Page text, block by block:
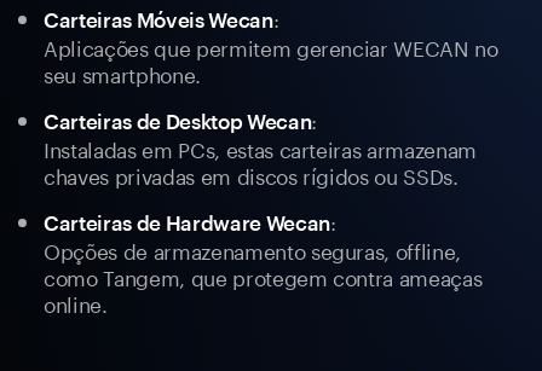
Carteiras Móveis Wecan:
Aplicações que permitem gerenciar WECAN no
seu smartphone.
Carteiras de Desktop Wecan:
Instaladas em PCs, estas carteiras armazenam
chaves privadas em discos rígidos ou SSDs.
Carteiras de Hardware Wecan:
Opções de armazenamento seguras, offline,
como Tangem, que protegem contra ameaças
online.